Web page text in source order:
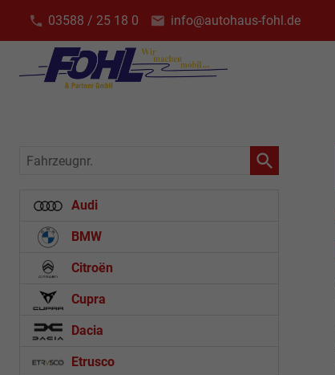
03588 / 25 18 0 info@autohaus-fohl.de
Fahrzeugnr.
Audi
BMW
Citroën
Cupra
Dacia
Etrusco